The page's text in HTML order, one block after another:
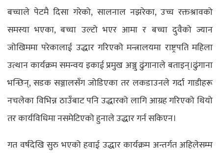
बच्चाले पेटमै दिसा गरेको, सालनाल नझरेका, उच्च रक्तश्रावको
समस्या भएका, बच्चा उल्टो भएर आमा र बच्चा दुवैको ज्यान
जोखिममा परेकालाई उद्धार गरिएको मन्त्रालयमा राष्ट्रपति महिला
उत्थान कार्यक्रम समन्वय इकाई प्रमुख अञ्जु ढुंगानाले बताइन्।ढुंगाना
भन्छिन्, सडक सञ्जालसँग जोडिएका तर लकडाउनले गर्दा गाडीहरू
नचलेका विभिन्न ठाउँबाट पनि उद्धारको लागि आग्रह गरिएको थियो
तर कार्यविधिमा नसमेटिएको हुनाले उद्धार गर्न सकिएन।
गत वर्षदेखि सुरु भएको हवाई उद्धार कार्यक्रम अन्तर्गत अहिलेसम्म